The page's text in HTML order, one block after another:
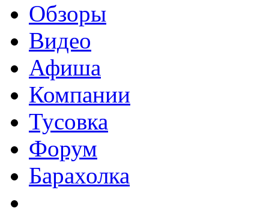
Обзоры
Видео
Афиша
Компании
Тусовка
Форум
Барахолка